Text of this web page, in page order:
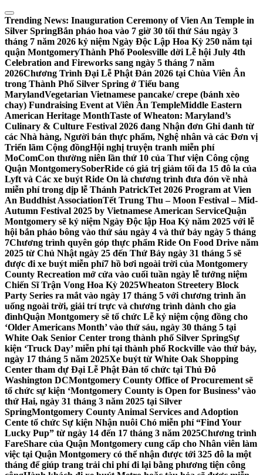
Skip
to
content
Trending News: Inauguration Ceremony of Vien An Temple in
Silver SpringBắn pháo hoa vào 7 giờ 30 tối thứ Sáu ngày 3
tháng 7 năm 2026 kỷ niệm Ngày Độc Lập Hoa Kỳ 250 năm tại
quận MontgomeryThành Phố Poolesville dời Lễ hội July 4th
Celebration and Fireworks sang ngày 5 tháng 7 năm
2026Chương Trình Đại Lễ Phật Đản 2026 tại Chùa Viên Ân
trong Thành Phố Silver Spring ở Tiểu bang
MarylandVegetarian Vietnamese pancake/ crepe (bánh xèo
chay) Fundraising Event at Viên Ân TempleMiddle Eastern
American Heritage MonthTaste of Wheaton: Maryland’s
Culinary & Culture Festival 2026 đang Nhận đơn Ghi danh từ
các Nhà hàng, Người bán thực phẩm, Nghệ nhân và các Đơn vị
Triển lãm Cộng đồngHội nghị truyện tranh miễn phí
MoComCon thường niên lần thứ 10 của Thư viện Công cộng
Quận MontgomerySoberRide có giá trị giảm tối đa 15 đô la của
Lyft và Các xe buýt Ride On là chương trình đưa đón về nhà
miễn phí trong dịp lễ Thánh PatrickTet 2026 Program at Vien
An Buddhist AssociationTết Trung Thu – Moon Festival – Mid-
Autumn Festival 2025 by Vietnamese American ServiceQuận
Montgomery sẽ kỷ niệm Ngày Độc lập Hoa Kỳ năm 2025 với lễ
hội bắn pháo bông vào thứ sáu ngày 4 và thứ bảy ngày 5 tháng
7Chương trình quyên góp thực phẩm Ride On Food Drive năm
2025 từ Chủ Nhật ngày 25 đến Thứ Bảy ngày 31 tháng 5 sẽ
được đi xe buýt miễn phí7 hồ bơi ngoài trời của Montgomery
County Recreation mở cửa vào cuối tuần ngày lễ tưởng niệm
Chiến Sĩ Trận Vong Hoa Kỳ 2025Wheaton Streetery Block
Party Series ra mắt vào ngày 17 tháng 5 với chương trình ăn
uống ngoài trời, giải trí trực và chương trình dành cho gia
đìnhQuận Montgomery sẽ tổ chức Lễ kỷ niệm cộng đồng cho
‘Older Americans Month’ vào thứ sáu, ngày 30 tháng 5 tại
White Oak Senior Center trong thành phố Silver SpringSự
kiện ‘Truck Day’ miễn phí tại thành phố Rockville vào thứ bảy,
ngày 17 tháng 5 năm 2025Xe buýt từ White Oak Shopping
Center tham dự Đại Lễ Phật Đản tổ chức tại Thủ Đô
Washington DCMontgomery County Office of Procurement sẽ
tổ chức sự kiện ‘Montgomery County is Open for Business’ vào
thứ Hai, ngày 31 tháng 3 năm 2025 tại Silver
SpringMontgomery County Animal Services and Adoption
Cente tổ chức Sự kiện Nhận nuôi Chó miễn phí “Find Your
Lucky Pup” từ ngày 14 đến 17 tháng 3 năm 2025Chương trình
FareShare của Quận Montgomery cung cấp cho Nhân viên làm
việc tại Quận Montgomery có thể nhận được tới 325 đô la một
tháng để giúp trang trải chi phí đi lại bằng phương tiện công